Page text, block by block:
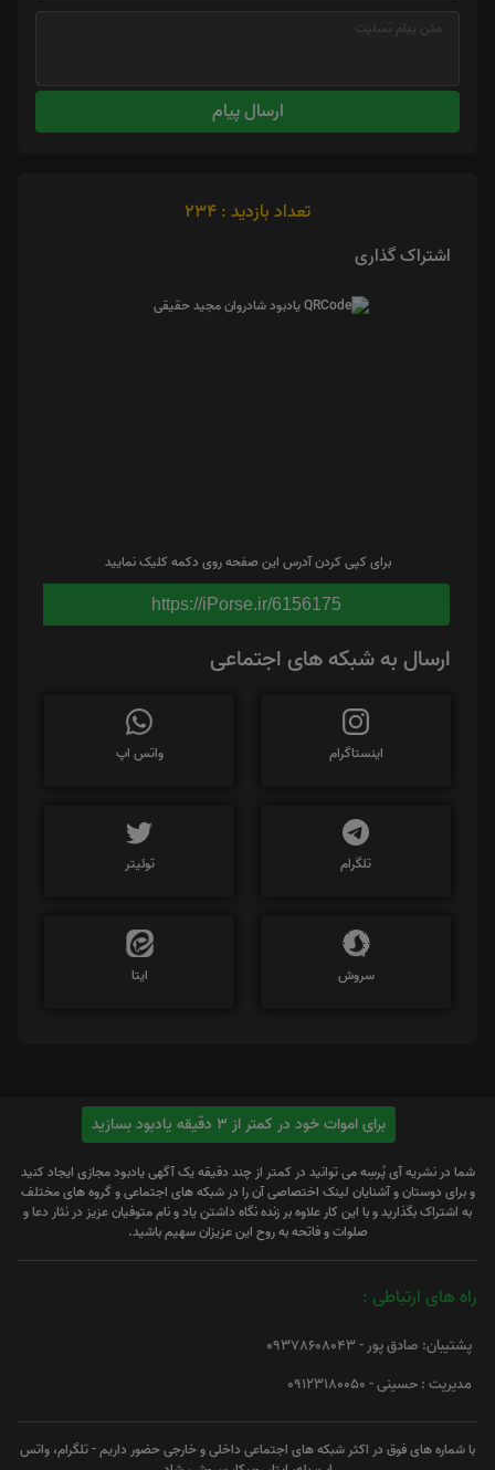
ارسال پیام
تعداد بازدید : 234
اشتراک گذاری
برای کپی کردن آدرس این صفحه روی دکمه کلیک نمایید
https://iPorse.ir/6156175
ارسال به شبکه های اجتماعی
اینستاگرام واتس اپ
تلگرام توئیتر
سروش ایتا
برای اموات خود در کمتر از 3 دقیقه یادبود بسازید
شما در نشریه آی پُرسِه می توانید در کمتر از چند دقیقه یک آگهی یادبود مجازی ایجاد کنید
و برای دوستان و آشنایان لینک اختصاصی آن را در شبکه های اجتماعی و گروه های مختلف
به اشتراک بگذارید و با این کار علاوه بر زنده نگاه داشتن یاد و نام متوفیان عزیز در نثار دعا و
صلوات و فاتحه به روح این عزیزان سهیم باشید.
راه های ارتباطی :
پشتیبان: صادق پور - 09378608043
مدیریت : حسینی - 09123180050
با شماره های فوق در اکثر شبکه های اجتماعی داخلی و خارجی حضور داریم - تلگرام، واتس